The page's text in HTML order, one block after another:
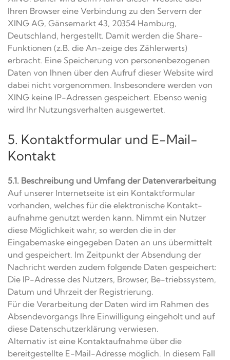
Ihren Browser eine Verbindung zu den Servern der
XING AG, Gänsemarkt 43, 20354 Hamburg,
Deutschland, hergestellt. Damit werden die Share-
Funktionen (z.B. die An-zeige des Zählerwerts)
erbracht. Eine Speicherung von personenbezogenen
Daten von Ihnen über den Aufruf dieser Website wird
dabei nicht vorgenommen. Insbesondere werden von
XING keine IP-Adressen gespeichert. Ebenso wenig
wird Ihr Nutzungsverhalten ausgewertet.
5. Kontaktformular und E-Mail-
Kontakt
5.1. Beschreibung und Umfang der Datenverarbeitung
Auf unserer Internetseite ist ein Kontaktformular
vorhanden, welches für die elektronische Kontakt-
aufnahme genutzt werden kann. Nimmt ein Nutzer
diese Möglichkeit wahr, so werden die in der
Eingabemaske eingegeben Daten an uns übermittelt
und gespeichert. Im Zeitpunkt der Absendung der
Nachricht werden zudem folgende Daten gespeichert:
Die IP-Adresse des Nutzers, Browser, Be-triebssystem,
Datum und Uhrzeit der Registrierung.
Für die Verarbeitung der Daten wird im Rahmen des
Absendevorgangs Ihre Einwilligung eingeholt und auf
diese Datenschutzerklärung verwiesen.
Alternativ ist eine Kontaktaufnahme über die
bereitgestellte E-Mail-Adresse möglich. In diesem Fall